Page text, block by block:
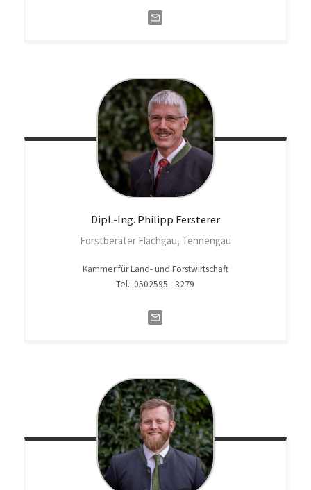
Dipl.-Ing. Philipp Fersterer
Forstberater Flachgau, Tennengau
Kammer für Land- und Forstwirtschaft
Tel.: 0502595 - 3279